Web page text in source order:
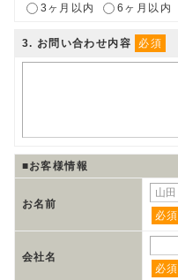
3ヶ月以内 6ヶ月以内
3. お問い合わせ内容 必須
■お客様情報
お名前
必須
会社名
必須